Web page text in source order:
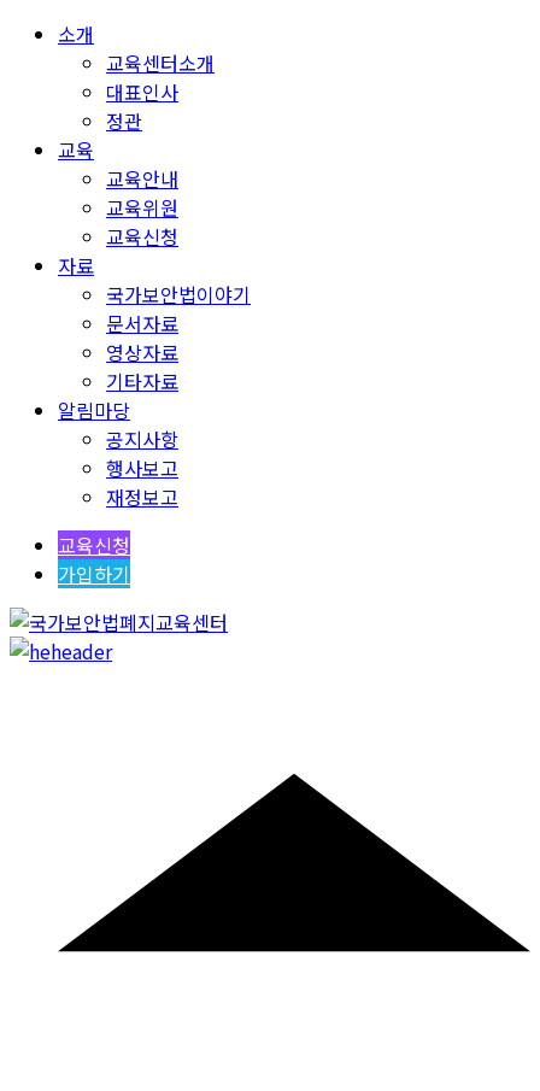
소개
교육센터소개
대표인사
정관
교육
교육안내
교육위원
교육신청
자료
국가보안법이야기
문서자료
영상자료
기타자료
알림마당
공지사항
행사보고
재정보고
교육신청
가입하기